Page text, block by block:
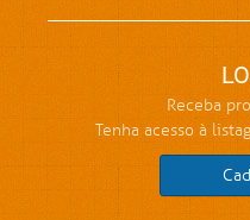
Receba
Tenha acesso à